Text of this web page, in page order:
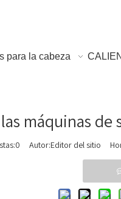
para la cabeza
máquinas
0 Autor:Editor del sitio